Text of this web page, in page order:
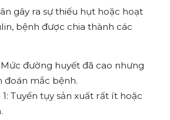
gây ra sự thiếu hụt hoặc hoạt
bệnh được chia thành các
đường huyết đã cao nhưng
đoán mắc bệnh.
Tuyến tụy sản xuất rất ít hoặc